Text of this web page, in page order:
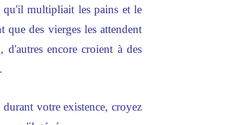
multipliait les pains et le
que des vierges les attendent
encore croient à des
votre existence, croyez